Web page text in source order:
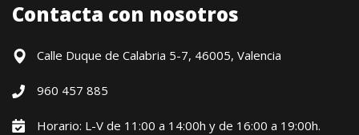
Contacto
Formas de pago
Devoluciones / Garantía
Política precio mínimo garantizado
Financiación CETELEM
Contacta con nosotros
Calle Duque de Calabria 5-7, 46005, Valencia
960 457 885
Horario: L-V de 11:00 a 14:00h y de 16:00 a 19:00h.